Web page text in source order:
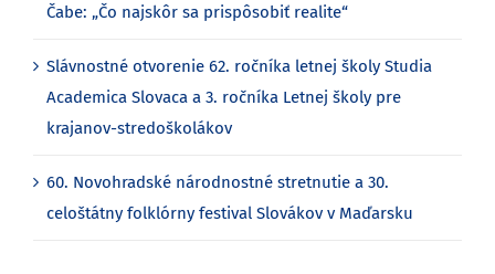
Čabe: „Čo najskôr sa prispôsobiť realite“
Slávnostné otvorenie 62. ročníka letnej školy Studia
Academica Slovaca a 3. ročníka Letnej školy pre
krajanov-stredoškolákov
60. Novohradské národnostné stretnutie a 30.
celoštátny folklórny festival Slovákov v Maďarsku